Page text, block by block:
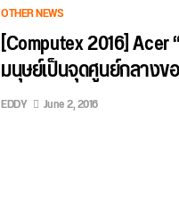
OTHER NEWS
[Computex 2016] Acer
มนุษย์เป็นจุดศูนย์กลางข
EDDY June 2, 2016